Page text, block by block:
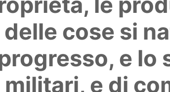
cose si
e lo
e di